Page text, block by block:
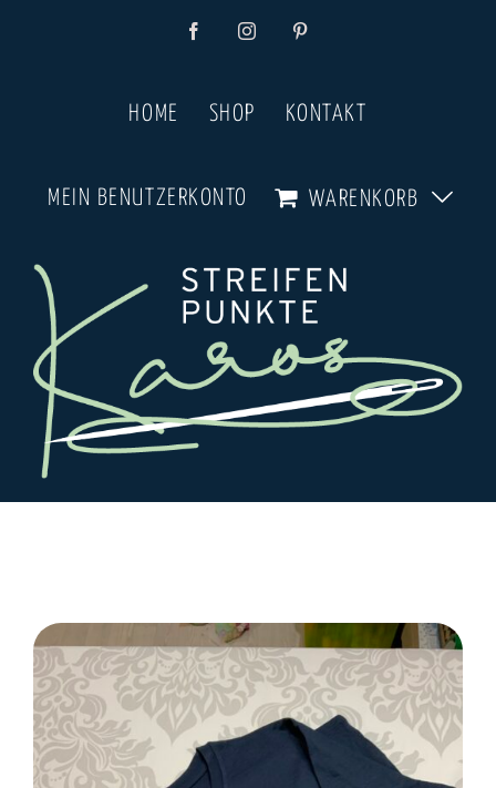
FacebookInstagramPinterest
HOME SHOP KONTAKT
MEIN BENUTZERKONTO WARENKORB